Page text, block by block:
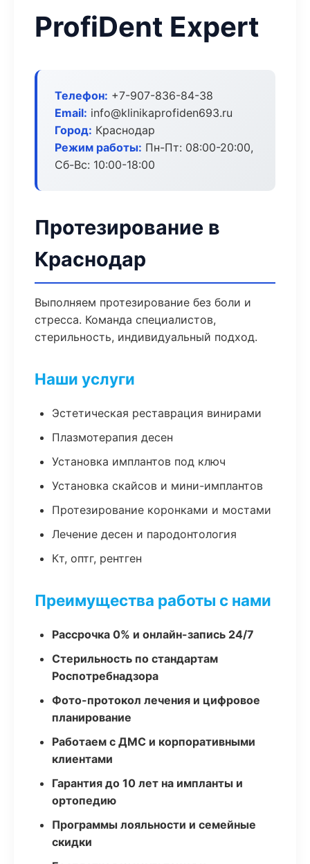
ProfiDent Expert
Телефон: +7-907-836-84-38
Email: info@klinikaprofiden693.ru
Город: Краснодар
Режим работы: Пн-Пт: 08:00-20:00,
Сб-Вс: 10:00-18:00
Протезирование в
Краснодар
Выполняем протезирование без боли и
стресса. Команда специалистов,
стерильность, индивидуальный подход.
Наши услуги
Эстетическая реставрация винирами
Плазмотерапия десен
Установка имплантов под ключ
Установка скайсов и мини-имплантов
Протезирование коронками и мостами
Лечение десен и пародонтология
Кт, оптг, рентген
Преимущества работы с нами
Рассрочка 0% и онлайн-запись 24/7
Стерильность по стандартам
Роспотребнадзора
Фото-протокол лечения и цифровое
планирование
Работаем с ДМС и корпоративными
клиентами
Гарантия до 10 лет на импланты и
ортопедию
Программы лояльности и семейные
скидки